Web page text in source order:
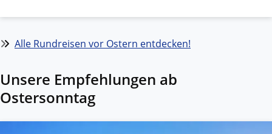
Alle Rundreisen vor Ostern entdecken!
Unsere Empfehlungen ab
Ostersonntag